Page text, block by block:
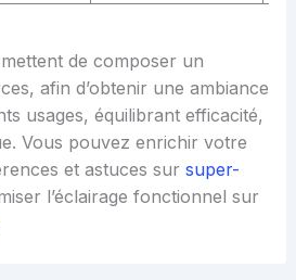
de composer un
afin d’obtenir une ambiance
usages, équilibrant efficacité,
Vous pouvez enrichir votre
et astuces sur super-
l’éclairage fonctionnel sur